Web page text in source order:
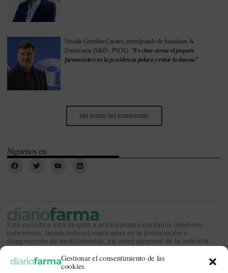
Gestionar el consentimiento de las
cookies
Nicolás González Casares, eurodiputado de Socialistas &
Demócratas (S&D - PSOE): “Es clave cerrar el paquete
farmacéutico en la presidencia polaca y evitar la danesa”
Ver todas las entrevistas
Síguenos en
Este periódico está dirigido a profesionales sanitarios (médicos,
enfermeros, farmacéuticos) implicados en la prescripción o
dispensación de medicamentos, así como personal de la industria
sanitaria.